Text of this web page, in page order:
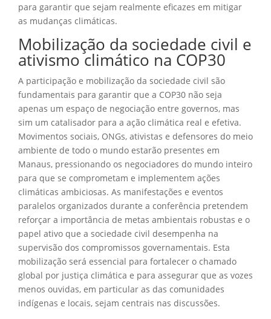
para garantir que sejam realmente eficazes em mitigar
as mudanças climáticas.
Mobilização da sociedade civil e
ativismo climático na COP30
A participação e mobilização da sociedade civil são
fundamentais para garantir que a COP30 não seja
apenas um espaço de negociação entre governos, mas
sim um catalisador para a ação climática real e efetiva.
Movimentos sociais, ONGs, ativistas e defensores do meio
ambiente de todo o mundo estarão presentes em
Manaus, pressionando os negociadores do mundo inteiro
para que se comprometam e implementem ações
climáticas ambiciosas. As manifestações e eventos
paralelos organizados durante a conferência pretendem
reforçar a importância de metas ambientais robustas e o
papel ativo que a sociedade civil desempenha na
supervisão dos compromissos governamentais. Esta
mobilização será essencial para fortalecer o chamado
global por justiça climática e para assegurar que as vozes
menos ouvidas, em particular as das comunidades
indígenas e locais, sejam centrais nas discussões.